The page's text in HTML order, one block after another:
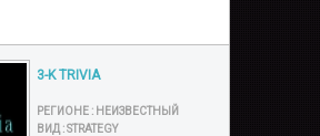
3-K TRIVIA
РЕГИОНЕ : НЕИЗВЕСТНЫЙ
ВИД :STRATEGY